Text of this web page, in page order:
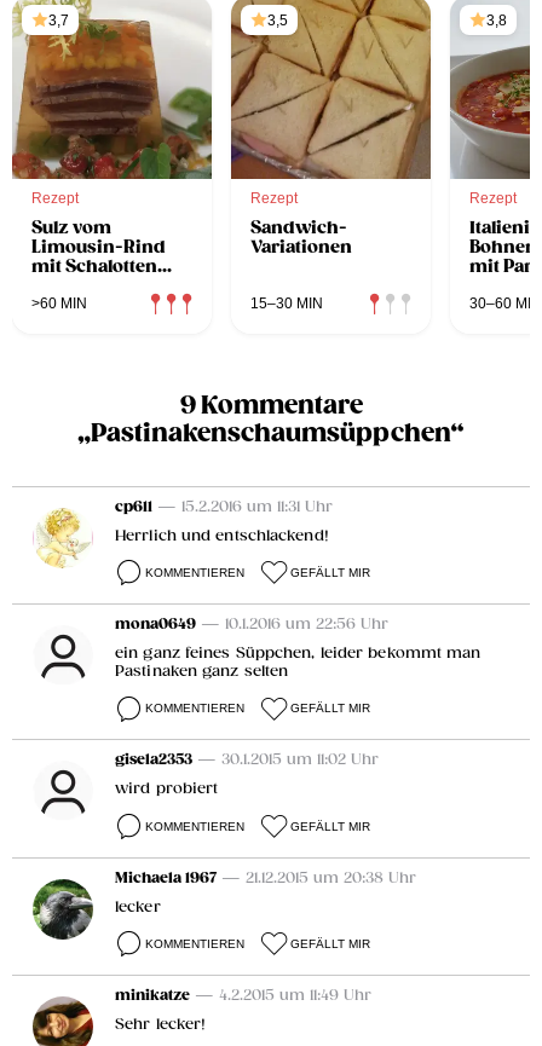
3,7
Rezept
Sulz vom
Limousin-Rind
mit Schalotten
Gartenkräutern
>60 MIN
3,5
Rezept
Sandwich-
Variationen
15–30 MIN
3,8
Rezept
mit
30–60 MIN
9 Kommentare
„Pastinakenschaumsüppchen“
cp611 — 15.2.2016 um 11:31 Uhr
Herrlich und entschlackend!
KOMMENTIEREN GEFÄLLT MIR
mona0649 — 10.1.2016 um 22:56 Uhr
ein ganz feines Süppchen, leider bekommt man
Pastinaken ganz selten
KOMMENTIEREN GEFÄLLT MIR
gisela2353 — 30.1.2015 um 11:02 Uhr
wird probiert
KOMMENTIEREN GEFÄLLT MIR
Michaela 1967 — 21.12.2015 um 20:38 Uhr
lecker
KOMMENTIEREN GEFÄLLT MIR
minikatze — 4.2.2015 um 11:49 Uhr
Sehr lecker!